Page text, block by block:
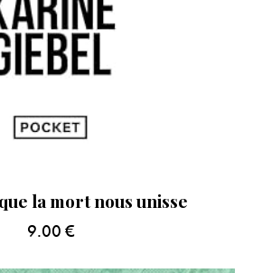
la mort nous unisse
9.00 €